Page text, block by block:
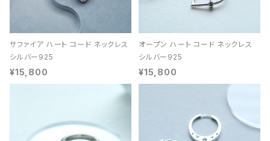
サファイア ハート コード ネックレス
シルバー925
¥15,800
オープン ハート コード ネックレス
シルバー925
¥15,800